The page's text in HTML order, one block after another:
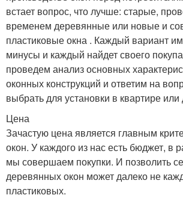
встает вопрос, что лучше: старые,
временем деревянные или новые и
пластиковые окна . Каждый вариант
минусы и каждый найдет своего
проведем анализ основных
оконных конструкций и ответим на
выбрать для установки в квартире
Цена
Зачастую цена является главным
окон. У каждого из нас есть бюджет, в
мы совершаем покупки. И позволить
деревянных окон может далеко не
пластиковых.